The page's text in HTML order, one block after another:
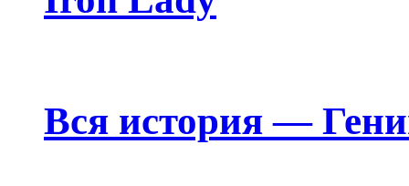
Вся история —